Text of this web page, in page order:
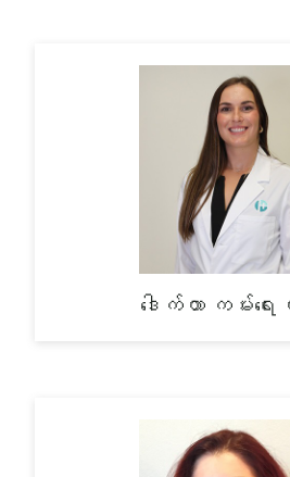
ဒေါက်တာ ကမ်းရေး